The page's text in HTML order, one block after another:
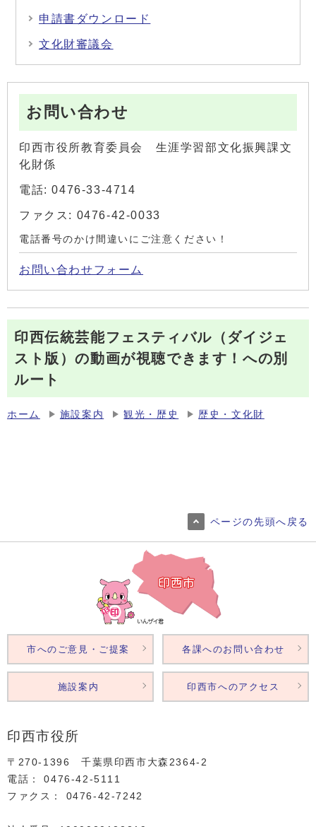
申請書ダウンロード
文化財審議会
お問い合わせ
印西市役所教育委員会 生涯学習部文化振興課文
化財係
電話: 0476-33-4714
ファクス: 0476-42-0033
電話番号のかけ間違いにご注意ください！
お問い合わせフォーム
印西伝統芸能フェスティバル（ダイジェ
スト版）の動画が視聴できます！への別
ルート
ホーム 施設案内 観光・歴史 歴史・文化財
ページの先頭へ戻る
印西市役所
〒270-1396 千葉県印西市大森2364‐2
電話： 0476‐42‐5111
ファクス： 0476‐42‐7242
市へのご意見・ご提案 各課へのお問い合わせ
施設案内 印西市へのアクセス